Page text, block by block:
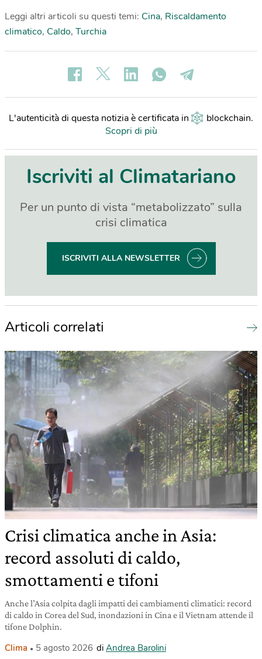
Leggi altri articoli su questi temi: Cina, Riscaldamento
climatico, Caldo, Turchia
L'autenticità di questa notizia è certificata in blockchain.
Scopri di più
Iscriviti al Climatariano
Per un punto di vista “metabolizzato” sulla
crisi climatica
ISCRIVITI ALLA NEWSLETTER
Articoli correlati
Crisi climatica anche in Asia:
record assoluti di caldo,
smottamenti e tifoni
Anche l’Asia colpita dagli impatti dei cambiamenti climatici: record
di caldo in Corea del Sud, inondazioni in Cina e il Vietnam attende il
tifone Dolphin.
Clima 5 agosto 2026 di Andrea Barolini